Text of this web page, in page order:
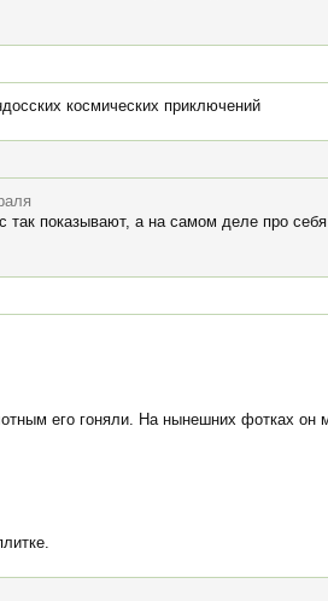
космических приключений
так показывают, а на самом деле про
его гоняли. На нынешних фотках